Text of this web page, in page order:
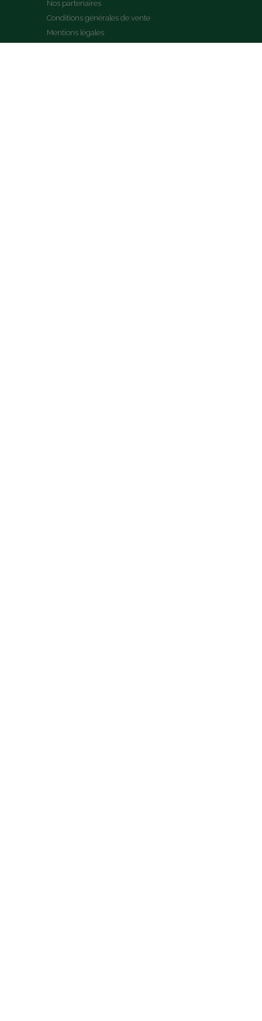
Nos partenaires
Conditions générales de vente
Mentions légales